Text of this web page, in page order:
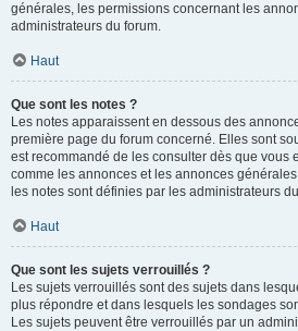
générales, les permissions concernant les
administrateurs du forum.
Haut
Que sont les notes ?
Les notes apparaissent en dessous des
première page du forum concerné. Elles sont
est recommandé de les consulter dès que vous
comme les annonces et les annonces
les notes sont définies par les administrateurs
Haut
Que sont les sujets verrouillés ?
Les sujets verrouillés sont des sujets dans
plus répondre et dans lesquels les sondages
Les sujets peuvent être verrouillés par un